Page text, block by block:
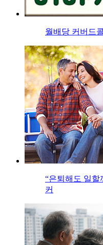
월배당 커버드
“은퇴해도 일할
커